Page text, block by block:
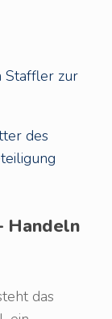
Staffler zur
des
Handeln
das